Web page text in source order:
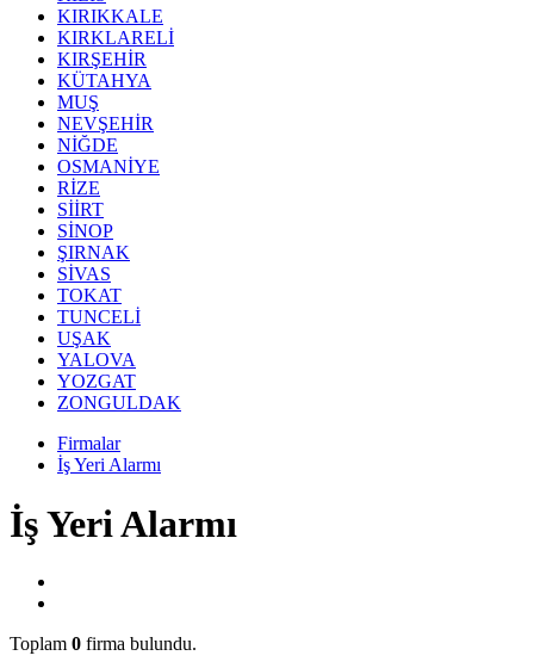
KIRIKKALE
KIRKLARELİ
KIRŞEHİR
KÜTAHYA
MUŞ
NEVŞEHİR
NİĞDE
OSMANİYE
RİZE
SİİRT
SİNOP
ŞIRNAK
SİVAS
TOKAT
TUNCELİ
UŞAK
YALOVA
YOZGAT
ZONGULDAK
Firmalar
İş Yeri Alarmı
İş Yeri Alarmı
Toplam 0 firma bulundu.